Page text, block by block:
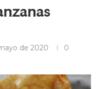
de 2020
0